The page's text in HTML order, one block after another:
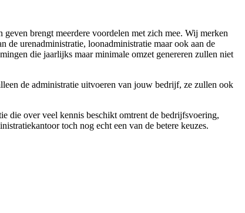
brengt meerdere voordelen met zich mee. Wij merken
de urenadministratie, loonadministratie maar ook aan de
die jaarlijks maar minimale omzet genereren zullen niet
de administratie uitvoeren van jouw bedrijf, ze zullen ook
die over veel kennis beschikt omtrent de bedrijfsvoering,
toch nog echt een van de betere keuzes.